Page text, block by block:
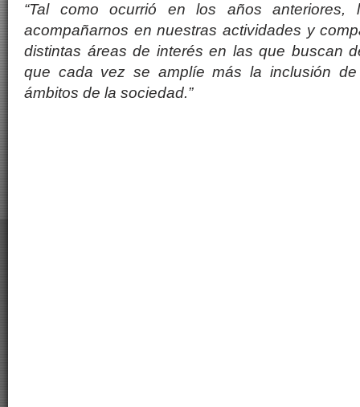
“Tal como ocurrió en los años anteriores,
acompañarnos en nuestras actividades y
distintas áreas de interés en las que buscan
que cada vez se amplíe más la inclusión
ámbitos de la sociedad.”